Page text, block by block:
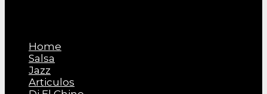
Home
Salsa
Jazz
Articulos